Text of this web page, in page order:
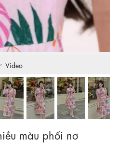
Video
màu phối nơ